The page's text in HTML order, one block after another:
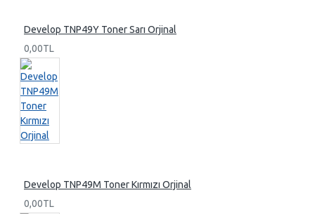
Develop TNP49Y Toner Sarı Orjinal
0,00TL
Develop TNP49M Toner Kırmızı Orjinal
0,00TL